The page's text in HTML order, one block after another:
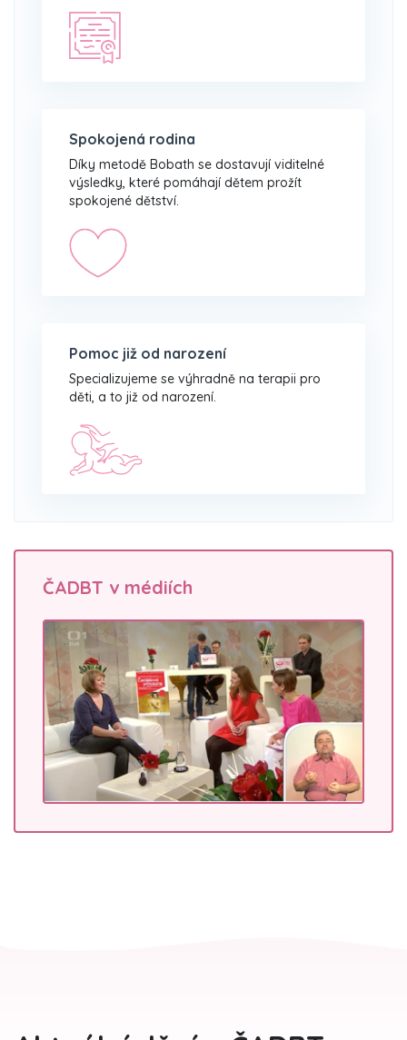
Spokojená rodina
Díky metodě Bobath se dostavují viditelné
výsledky, které pomáhají dětem prožít
spokojené dětství.
Pomoc již od narození
Specializujeme se výhradně na terapii pro
děti, a to již od narození.
ČADBT v médiích